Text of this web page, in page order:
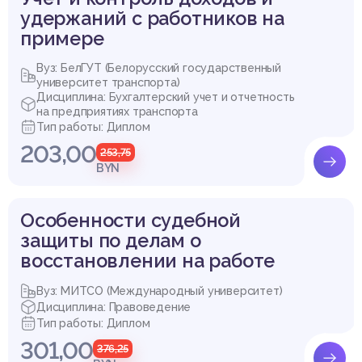
удержаний с работников на
примере
Вуз: БелГУТ (Белорусский государственный
университет транспорта)
Дисциплина: Бухгалтерский учет и отчетность
на предприятиях транспорта
Тип работы: Диплом
203,00 253,75
BYN
Особенности судебной
защиты по делам о
восстановлении на работе
Вуз: МИТСО (Международный университет)
Дисциплина: Правоведение
Тип работы: Диплом
301,00 376,25